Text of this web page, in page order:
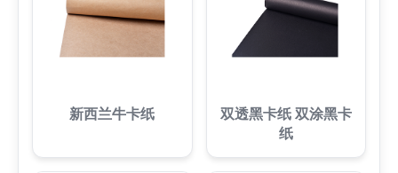
新西兰牛卡纸
双透黑卡纸 双涂黑卡
纸